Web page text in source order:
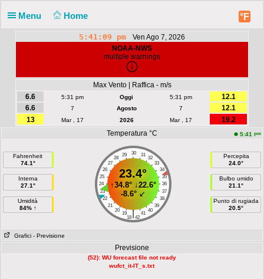
Menu Home °F
5:41:09 pm
Ven Ago 7, 2026
NOAA-NWS
multiple warnings
Max Vento | Raffica - m/s
6.6
5:31 pm Oggi 5:31 pm
12.1
6.6
7 Agosto 7
12.1
13
Mar , 17 2026 Mar , 17
19.2
Temperatura °C
5:41 pm
Fahrenheit
74.1°
Interna
27.1°
Umidità
84% ↑
30
29 31
28
32
27
33
26
34
25
35
24
36
23
37
22
38
21
39
20
40
19 41
|
18 42
23.4°
↑34.8°↓22.6°
-8.6°↙
Percepita
24.0°
Bulbo umido
21.1°
Punto di rugiada
20.5°
Grafici - Previsione
Previsione
(52): WU forecast file not ready
wufct_it-IT_s.txt